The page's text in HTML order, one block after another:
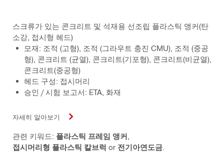
스크류가 있는 콘크리트 및 석재용 선조립 플라스틱 앵커(탄
소강, 접시형 헤드)
모재: 조적 (고형), 조적 (그라우트 충진 CMU), 조적 (중공
형), 콘크리트 (균열), 콘크리트(기포형), 콘크리트(비균열),
콘크리트(중공형)
헤드 구성: 접시머리
승인 / 시험 보고서: ETA, 화재
자세히 알아보기
관련 키워드: 플라스틱 프레임 앵커
접시머리형 플라스틱 칼브럭 or 전기아연도금